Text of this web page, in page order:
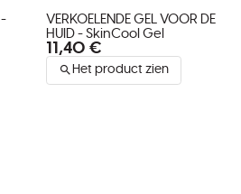
-
VERKOELENDE GEL VOOR DE
HUID - SkinCool Gel
11,40 €
Het product zien